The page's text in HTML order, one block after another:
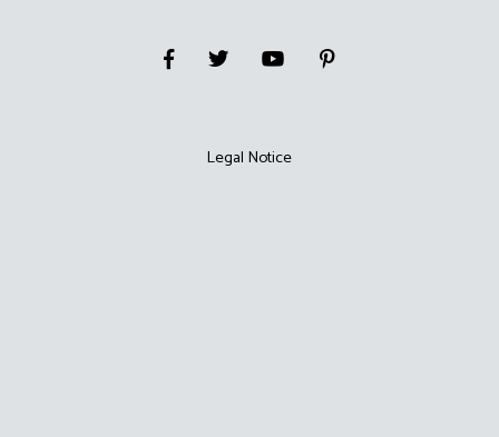
Legal Notice